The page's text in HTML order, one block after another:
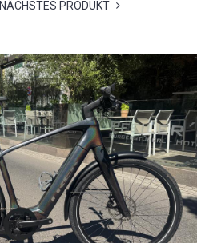
NÄCHSTES PRODUKT